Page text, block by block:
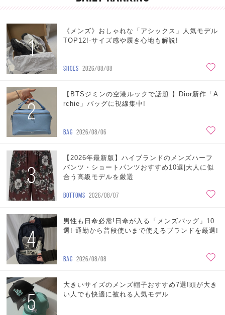
1
《メンズ》おしゃれな「アシックス」人気モデル
TOP12!-サイズ感や履き心地も解説!
SHOES 2026/08/08
2
【BTSジミンの空港ルックで話題 】Dior新作「A
rchie」バッグに視線集中!
BAG 2026/08/06
3
【2026年最新版】ハイブランドのメンズハーフ
パンツ・ショートパンツおすすめ10選|大人に似
合う高級モデルを厳選
BOTTOMS 2026/08/07
4
男性も日傘必需!日傘が入る「メンズバッグ」10
選!-通勤から普段使いまで使えるブランドを厳選!
BAG 2026/08/08
5
大きいサイズのメンズ帽子おすすめ7選!頭が大き
い人でも快適に被れる人気モデル